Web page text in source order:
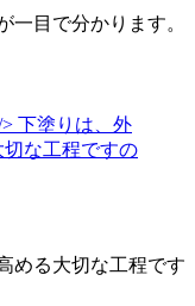
一目で分かります。
める大切な工程です